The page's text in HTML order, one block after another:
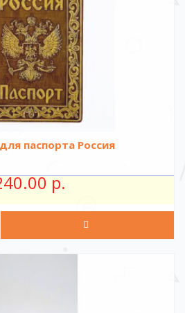
паспорта Россия
р.